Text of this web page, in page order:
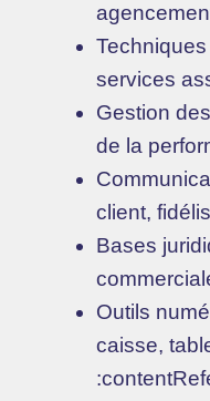
services
Gestion
de la
client,
Bases
Outils
caisse,